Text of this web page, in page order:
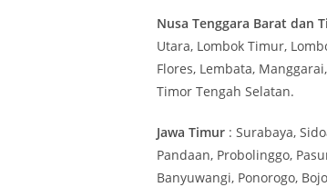
Nusa Tenggara Barat dan
Utara, Lombok Timur,
Flores, Lembata,
Timor Tengah Selatan.
Jawa Timur : Surabaya,
Pandaan, Probolinggo,
Banyuwangi, Ponorogo,